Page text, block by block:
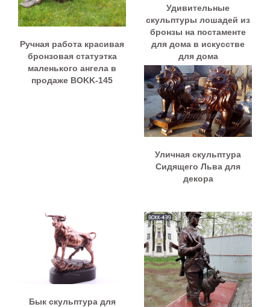
Ручная работа красивая
бронзовая статуэтка
маленького ангела в
продаже BOKK-145
Удивительные
скульптуры лошадей из
бронзы на постаменте
для дома в искусстве
для дома
Уличная скульптура
Сидящего Льва для
декора
Бык скульптура для